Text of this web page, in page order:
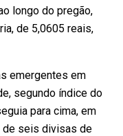
longo do pregão,
de 5,0605 reais,
emergentes em
segundo índice do
para cima, em
de seis divisas de